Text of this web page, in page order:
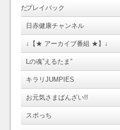
たプレイバック
日赤健康チャンネル
↓【★ アーカイブ番組 ★】↓
Lの魂”えるたま”
キラリJUMPIES
お元気さまばんざい!!
スポっち